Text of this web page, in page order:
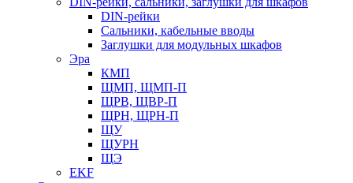
DIN-рейки
Сальники, кабельные вводы
Заглушки для модульных шкафов
Эра
КМП
ЩМП, ЩМП-П
ЩРВ, ЩВР-П
ЩРН, ЩРН-П
ЩУ
ЩУРН
ЩЭ
EKF